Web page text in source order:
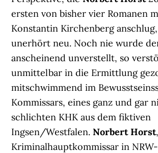
ersten von bisher vier Romanen
Konstantin Kirchenberg
unerhört neu. Noch nie wurde
anscheinend unverstellt, so
unmittelbar in die Ermittlung
mitschwimmend im
Kommissars, eines ganz und gar
schlichten KHK aus dem fiktiven
Ingsen/Westfalen.Norbert Horst,
Kriminalhauptkommissar in